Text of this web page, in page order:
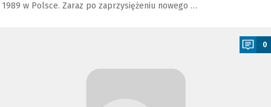
1989 w Polsce. Zaraz po zaprzysiężeniu nowego …
0